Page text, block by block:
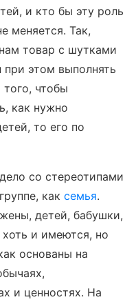
и кто бы эту роль
меняется. Так,
товар с шутками
этом выполнять
чтобы
как нужно
то его по
со стереотипами
как семья.
детей, бабушки,
и имеются, но
основаны на
и ценностях. На